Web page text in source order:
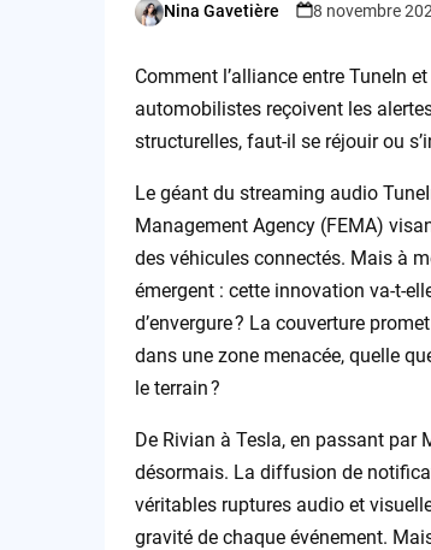
Posted
Nina Gavetière 8 novembre
Comment l’alliance entre TuneIn
automobilistes reçoivent les
structurelles, faut-il se réjouir ou
Le géant du streaming audio
Management Agency (FEMA)
des véhicules connectés. Mais à
émergent : cette innovation va-t-
d’envergure ? La couverture
dans une zone menacée, quelle
le terrain ?
De Rivian à Tesla, en passant par
désormais. La diffusion de
véritables ruptures audio et
gravité de chaque événement.